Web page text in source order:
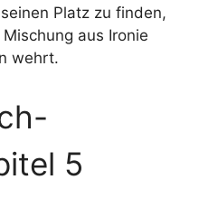
Platz zu finden,
aus Ironie
wehrt.
5